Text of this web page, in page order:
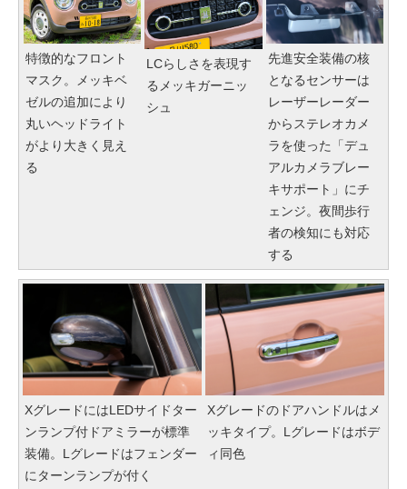
特徴的なフロント
マスク。メッキベ
ゼルの追加により
丸いヘッドライト
がより大きく見え
る
LCらしさを表現す
るメッキガーニッ
シュ
先進安全装備の核
となるセンサーは
レーザーレーダー
からステレオカメ
ラを使った「デュ
アルカメラブレー
キサポート」にチ
ェンジ。夜間歩行
者の検知にも対応
する
XグレードにはLEDサイドター
ンランプ付ドアミラーが標準
装備。Lグレードはフェンダー
にターンランプが付く
Xグレードのドアハンドルはメ
ッキタイプ。Lグレードはボデ
ィ同色